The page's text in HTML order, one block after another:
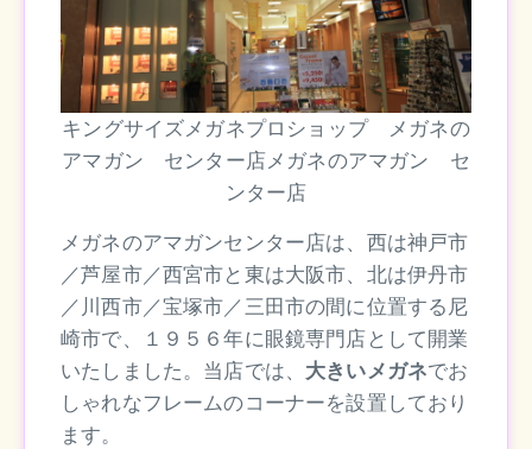
キングサイズメガネプロショップ メガネの
アマガン センター店メガネのアマガン セ
ンター店
メガネのアマガンセンター店は、西は神戸市
／芦屋市／西宮市と東は大阪市、北は伊丹市
／川西市／宝塚市／三田市の間に位置する尼
崎市で、１９５６年に眼鏡専門店として開業
いたしました。当店では、 大きいメガネでお
しゃれなフレームのコーナーを設置しており
ます。